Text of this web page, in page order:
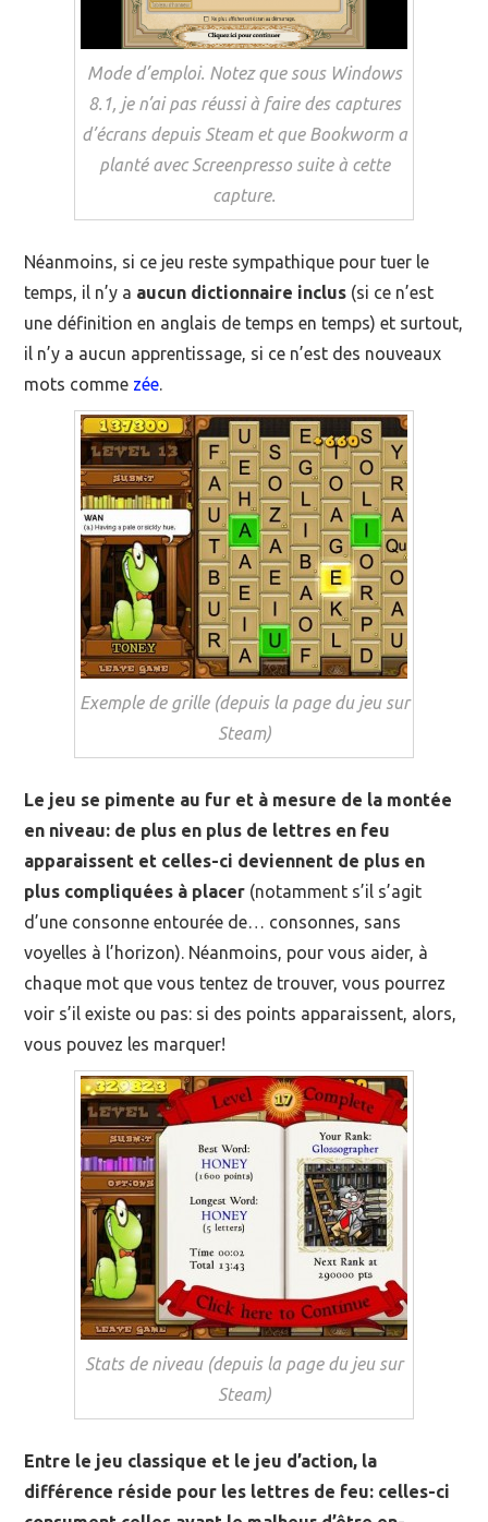
Mode d’emploi. Notez que sous Windows
8.1, je n’ai pas réussi à faire des captures
d’écrans depuis Steam et que Bookworm a
planté avec Screenpresso suite à cette
capture.
Néanmoins, si ce jeu reste sympathique pour tuer le
temps, il n’y a aucun dictionnaire inclus (si ce n’est
une définition en anglais de temps en temps) et surtout,
il n’y a aucun apprentissage, si ce n’est des nouveaux
mots comme zée.
Exemple de grille (depuis la page du jeu sur
Steam)
Le jeu se pimente au fur et à mesure de la montée
en niveau: de plus en plus de lettres en feu
apparaissent et celles-ci deviennent de plus en
plus compliquées à placer (notamment s’il s’agit
d’une consonne entourée de… consonnes, sans
voyelles à l’horizon). Néanmoins, pour vous aider, à
chaque mot que vous tentez de trouver, vous pourrez
voir s’il existe ou pas: si des points apparaissent, alors,
vous pouvez les marquer!
Stats de niveau (depuis la page du jeu sur
Steam)
Entre le jeu classique et le jeu d’action, la
différence réside pour les lettres de feu: celles-ci